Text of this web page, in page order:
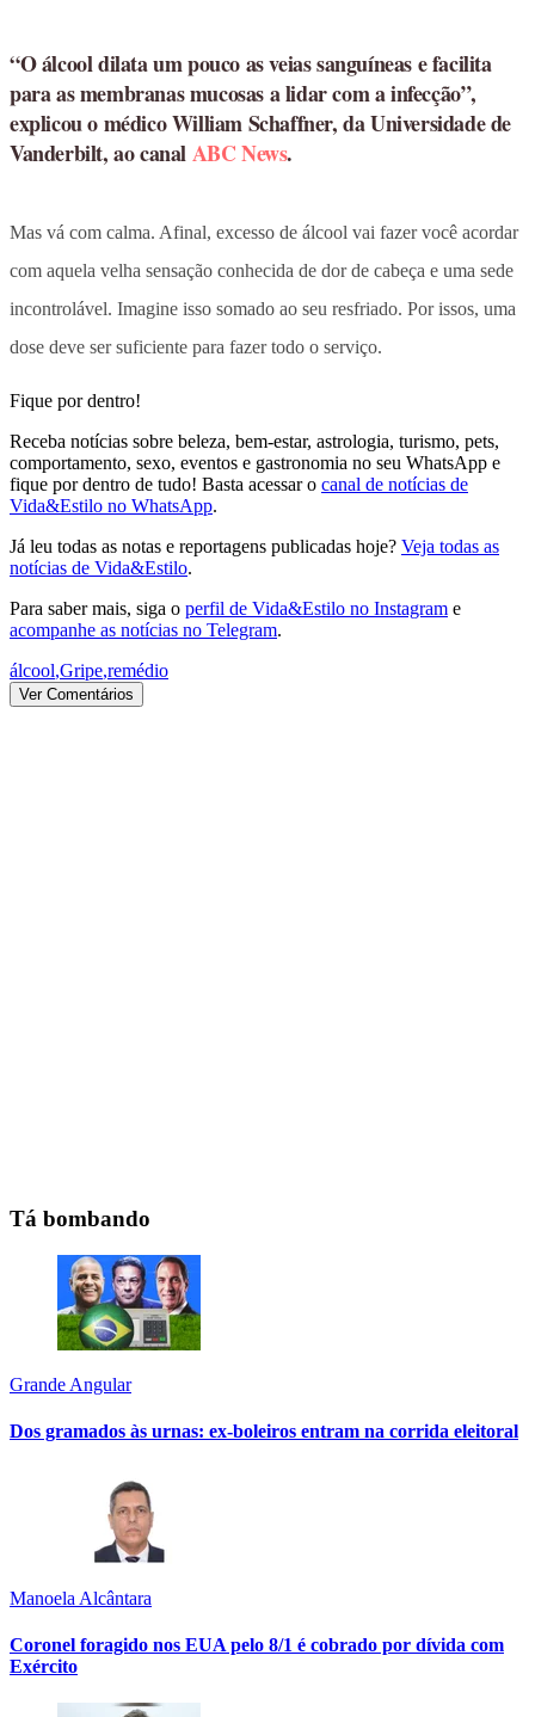
“O álcool dilata um pouco as veias sanguíneas e facilita
para as membranas mucosas a lidar com a infecção”,
explicou o médico William Schaffner, da Universidade de
Vanderbilt, ao canalABC News.
Mas vá com calma. Afinal, excesso de álcool vai fazer você acordar
com aquela velha sensação conhecida de dor de cabeça e uma sede
incontrolável. Imagine isso somado ao seu resfriado. Por issos, uma
dose deve ser suficiente para fazer todo o serviço.
Fique por dentro!
Receba notícias sobre beleza, bem-estar, astrologia, turismo, pets,
comportamento, sexo, eventos e gastronomia no seu WhatsApp e
fique por dentro de tudo! Basta acessar o canal de notícias de
Vida&Estilo no WhatsApp.
Já leu todas as notas e reportagens publicadas hoje? Veja todas as
notícias de Vida&Estilo.
Para saber mais, siga o perfil de Vida&Estilo no Instagram e
acompanhe as notícias no Telegram.
álcool,Gripe,remédio
Ver Comentários
Tá bombando
Grande Angular
Dos gramados às urnas: ex-boleiros entram na corrida eleitoral
Manoela Alcântara
Coronel foragido nos EUA pelo 8/1 é cobrado por dívida com
Exército